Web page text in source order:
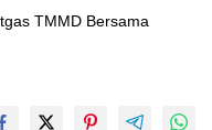
TMMD Bersama